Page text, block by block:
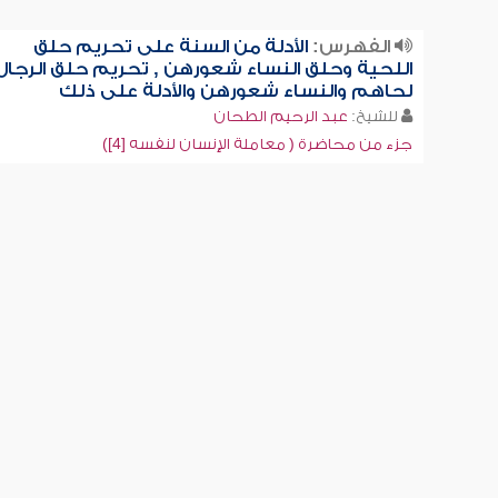
الفهرس:الأدلة من السنة على تحريم حلق
اللحية وحلق النساء شعورهن , تحريم حلق
لحاهم والنساء شعورهن والأدلة على ذلك
للشيخ: عبد الرحيم الطحان
جزء من محاضرة ( معاملة الإنسان لنفسه [4])